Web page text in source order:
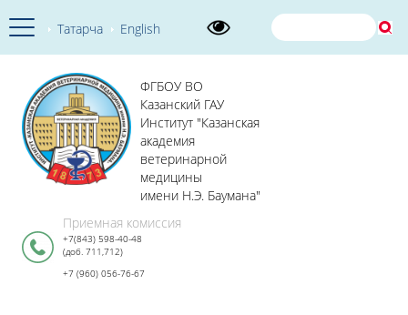
Татарча English
ФГБОУ ВО
Казанский ГАУ
Институт "Казанская
академия
ветеринарной
медицины
имени Н.Э. Баумана"
Приемная комиссия
+7(843) 598-40-48
(доб. 711,712)
+7 (960) 056-76-67